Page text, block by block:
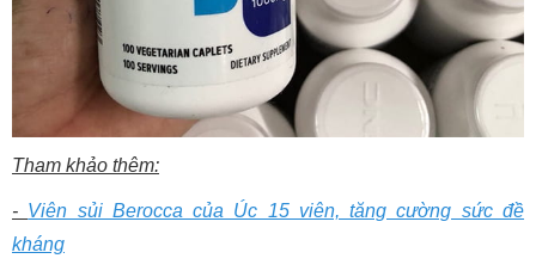
Tham khảo thêm:
- Viên sủi Berocca của Úc 15 viên, tăng cường sức đề
kháng